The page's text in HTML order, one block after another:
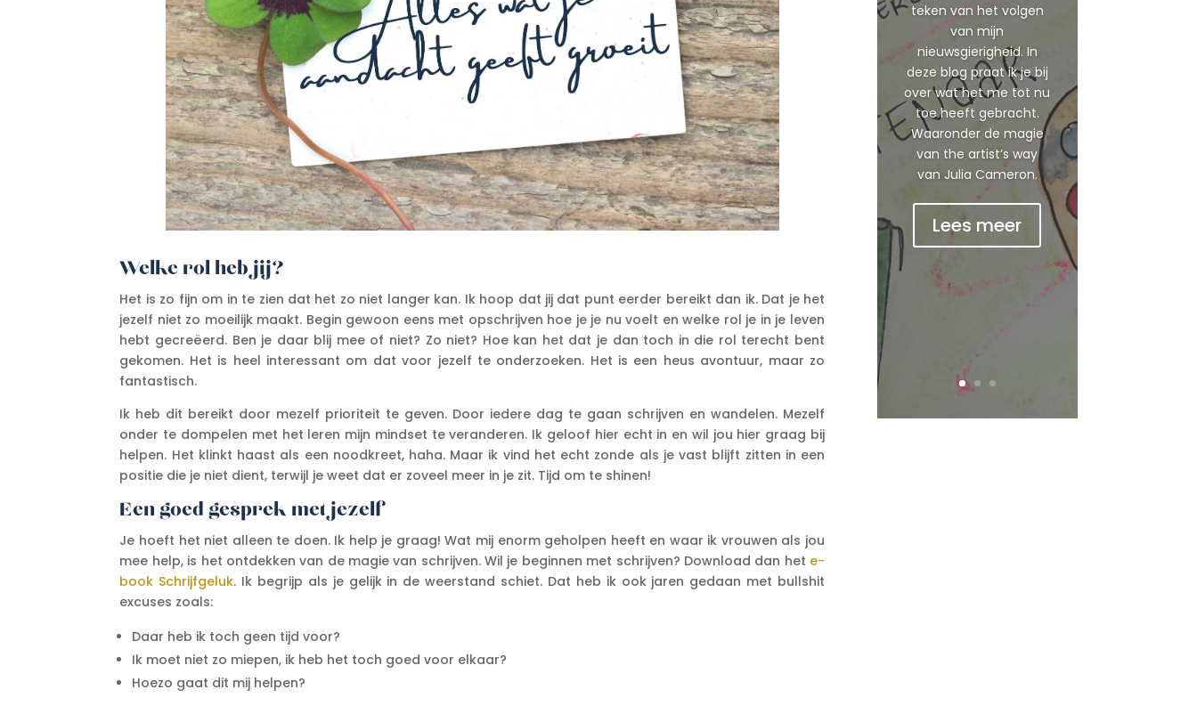
Welke rol heb jij?
Het is zo fijn om in te zien dat het zo niet langer kan. Ik hoop dat jij dat punt eerder bereikt dan ik. Dat je het
jezelf niet zo moeilijk maakt. Begin gewoon eens met opschrijven hoe je je nu voelt en welke rol je in je leven
hebt gecreëerd. Ben je daar blij mee of niet? Zo niet? Hoe kan het dat je dan toch in die rol terecht bent
gekomen. Het is heel interessant om dat voor jezelf te onderzoeken. Het is een heus avontuur, maar zo
fantastisch.
Ik heb dit bereikt door mezelf prioriteit te geven. Door iedere dag te gaan schrijven en wandelen. Mezelf
onder te dompelen met het leren mijn mindset te veranderen. Ik geloof hier echt in en wil jou hier graag bij
helpen. Het klinkt haast als een noodkreet, haha. Maar ik vind het echt zonde als je vast blijft zitten in een
positie die je niet dient, terwijl je weet dat er zoveel meer in je zit. Tijd om te shinen!
Een goed gesprek met jezelf
Je hoeft het niet alleen te doen. Ik help je graag! Wat mij enorm geholpen heeft en waar ik vrouwen als jou
mee help, is het ontdekken van de magie van schrijven. Wil je beginnen met schrijven? Download dan het e-
book Schrijfgeluk. Ik begrijp als je gelijk in de weerstand schiet. Dat heb ik ook jaren gedaan met bullshit
excuses zoals:
Daar heb ik toch geen tijd voor?
Ik moet niet zo miepen, ik heb het toch goed voor elkaar?
Hoezo gaat dit mij helpen?
teken van het volgen
van mijn
nieuwsgierigheid. In
deze blog praat ik je bij
over wat het me tot nu
toe heeft gebracht.
Waaronder de magie
van the artist’s way
van Julia Cameron.
Lees meer